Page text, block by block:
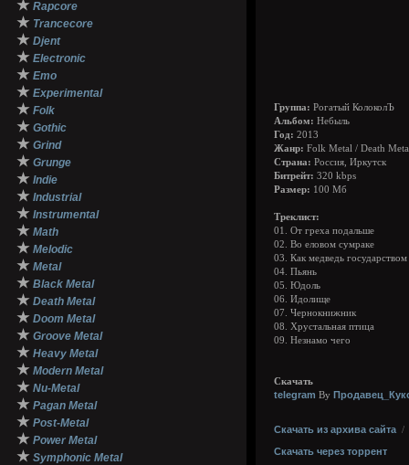
★ Rapcore
★ Trancecore
★ Djent
★ Electronic
★ Emo
★ Experimental
★ Folk
★ Gothic
★ Grind
★ Grunge
★ Indie
★ Industrial
★ Instrumental
★ Math
★ Melodic
★ Metal
★ Black Metal
★ Death Metal
★ Doom Metal
★ Groove Metal
★ Heavy Metal
★ Modern Metal
★ Nu-Metal
★ Pagan Metal
★ Post-Metal
★ Power Metal
★ Symphonic Metal
Группа: Рогатый КолоколЪ
Альбом: Небыль
Год: 2013
Жанр: Folk Metal / Death
Страна: Россия, Иркутск
Битрейт: 320 kbps
Размер: 100 Мб
Треклист:
01. От греха подальше
02. Во еловом сумраке
03. Как медведь государством
04. Пьянь
05. Юдоль
06. Идолище
07. Чернокнижник
08. Хрустальная птица
09. Незнамо чего
Скачать
telegram By
Скачать из архива сайта /
Скачать через торрент